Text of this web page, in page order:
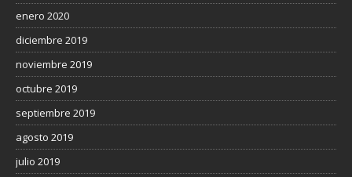
enero 2020
diciembre 2019
noviembre 2019
octubre 2019
septiembre 2019
agosto 2019
julio 2019